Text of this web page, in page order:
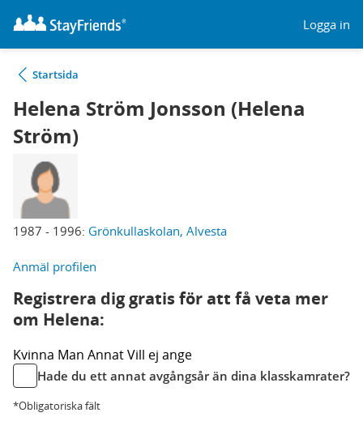
Logga in
Startsida
Helena Ström Jonsson (Helena
Ström)
1987 - 1996: Grönkullaskolan, Alvesta
Anmäl profilen
Registrera dig gratis för att få veta mer
om Helena:
Kvinna Man AnnatVill ej ange
Hade du ett annat avgångsår än dina klasskamrater?
*Obligatoriska fält